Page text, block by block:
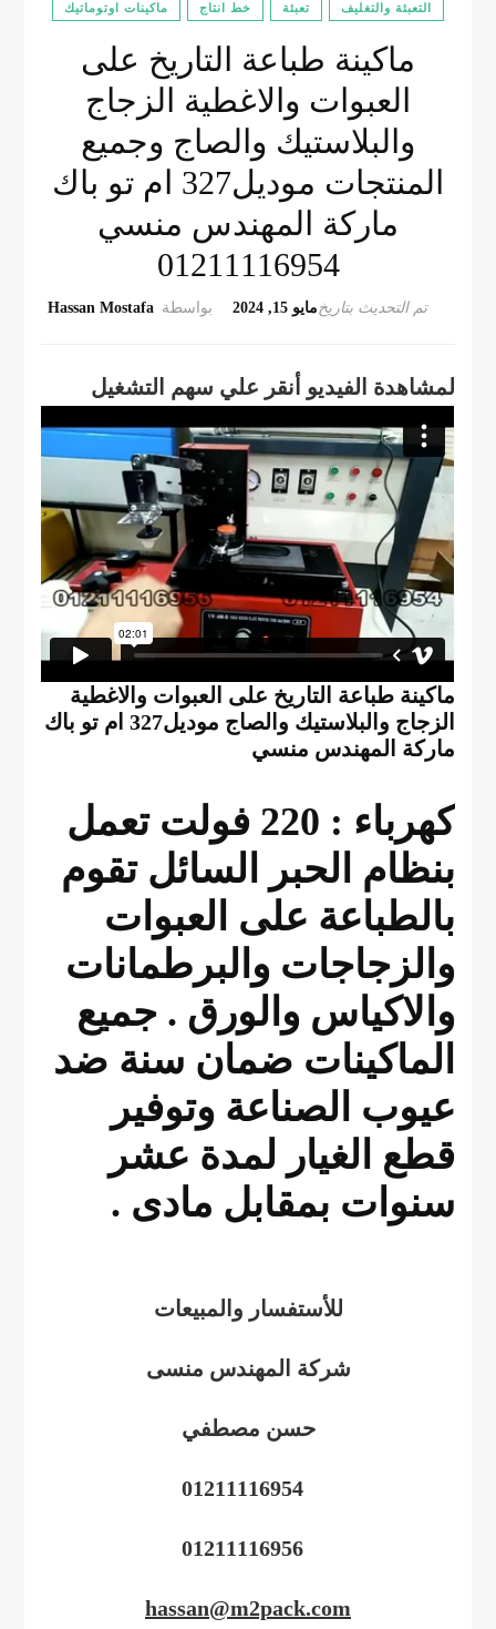
التعبئة والتغليف تعبئة خط انتاج ماكينات اوتوماتيك
ماكينة طباعة التاريخ على
العبوات والاغطية الزجاج
والبلاستيك والصاج وجميع
المنتجات موديل327 ام تو باك
ماركة المهندس منسي
01211116954
بواسطة Hassan Mostafa تم التحديث بتاريخمايو 15, 2024
لمشاهدة الفيديو أنقر علي سهم التشغيل
ماكينة طباعة التاريخ على العبوات والاغطية
الزجاج والبلاستيك والصاج موديل327 ام تو باك
ماركة المهندس منسي
كهرباء : 220 فولت تعمل
بنظام الحبر السائل تقوم
بالطباعة على العبوات
والزجاجات والبرطمانات
والاكياس والورق . جميع
الماكينات ضمان سنة ضد
عيوب الصناعة وتوفير
قطع الغيار لمدة عشر
سنوات بمقابل مادى .
للأستفسار والمبيعات
شركة المهندس منسى
حسن مصطفي
hassan@m2pack.com